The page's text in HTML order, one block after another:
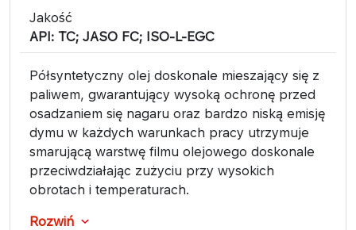
Jakość
API: TC; JASO FC; ISO-L-EGC
Półsyntetyczny olej doskonale mieszający się z
paliwem, gwarantujący wysoką ochronę przed
osadzaniem się nagaru oraz bardzo niską emisję
dymu w każdych warunkach pracy utrzymuje
smarującą warstwę filmu olejowego doskonale
przeciwdziałając zużyciu przy wysokich
obrotach i temperaturach.
Rozwiń